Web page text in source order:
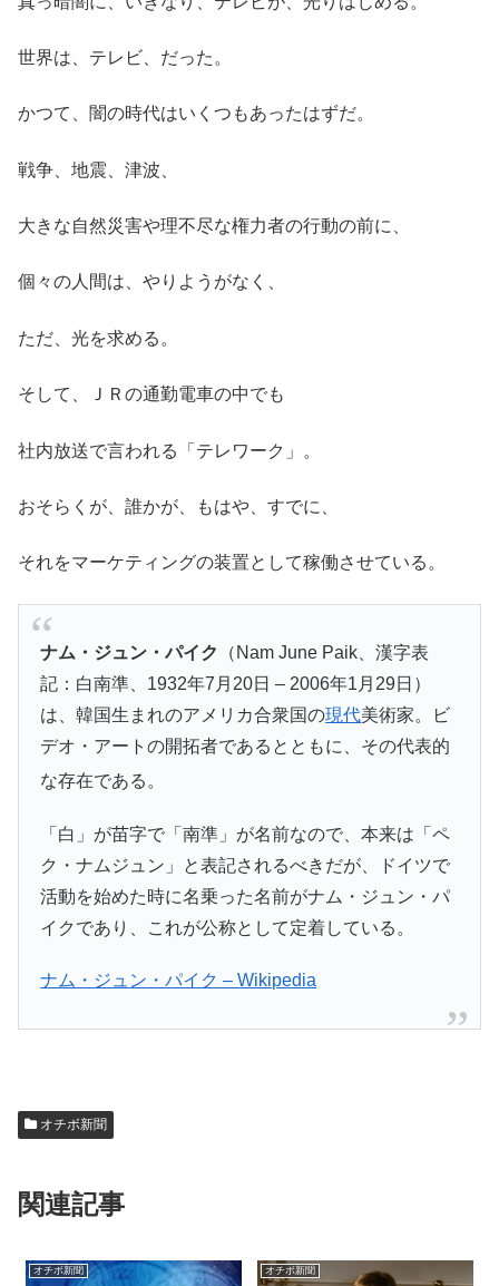
世界は、テレビ、だった。
かつて、闇の時代はいくつもあったはずだ。
戦争、地震、津波、
大きな自然災害や理不尽な権力者の行動の前に、
個々の人間は、やりようがなく、
ただ、光を求める。
そして、ＪＲの通勤電車の中でも
社内放送で言われる「テレワーク」。
おそらくが、誰かが、もはや、すでに、
それをマーケティングの装置として稼働させている。
ナム・ジュン・パイク
（Nam June Paik、漢字表
記：白南準、1932年7月20日 – 2006年1月29日）
は、韓国生まれのアメリカ合衆国の現代美術家。ビ
デオ・アートの開拓者であるとともに、その代表的
な存在である 。
「白」が苗字で「南準」が名前なので、本来は「ペ
ク・ナムジュン」と表記されるべきだが、ドイツで
活動を始めた時に名乗った名前がナム・ジュン・パ
イクであり、これが公称として定着している。
ナム・ジュン・パイク – Wikipedia
オチボ新聞
関連記事
オチボ新聞 オチボ新聞